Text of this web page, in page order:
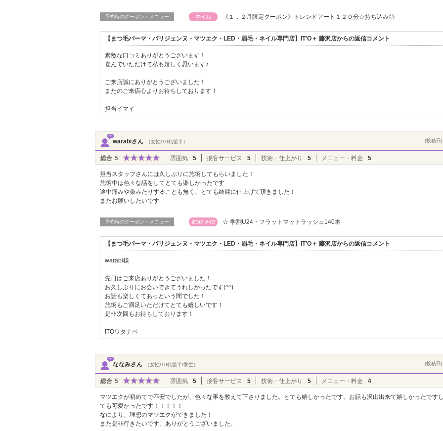
予約時のクーポン・メニュー 《１．２月限定クーポン》トレンドアート１２０分☆持ち込み◎
【まつ毛パーマ・パリジェンヌ・マツエク・LED・眉毛・ネイル専門店】IT'O＋ 藤沢店からの返信コメント
素敵な口コミありがとうございます！
喜んでいただけて私も嬉しく思います♪
ご来店誠にありがとうございました！
またのご来店心よりお待ちしております！
担当イマイ
warabiさん （女性/10代後半） [投稿日
総合 5 雰囲気 5 接客サービス 5 技術・仕上がり 5 メニュー・料金 5
担当スタッフさんには久しぶりに施術してもらいました！
施術中は色々な話をしてとても楽しかったです
途中痛みや染みたりすることも無く、とても綺麗に仕上げて頂きました！
またお願いしたいです
予約時のクーポン・メニュー ☆ 学割U24・フラットマットラッシュ140本
【まつ毛パーマ・パリジェンヌ・マツエク・LED・眉毛・ネイル専門店】IT'O＋ 藤沢店からの返信コメント
warabi様
先日はご来店ありがとうございました！
お久しぶりにお会いできてうれしかったです(^^)
お話も楽しくてあっという間でした！
施術もご満足いただけてとても嬉しいです！
是非次回もお待ちしております！
ITOワタナベ
ななみさん （女性/10代後半/学生） [投稿日
総合 5 雰囲気 5 接客サービス 5 技術・仕上がり 5 メニュー・料金 4
マツエクが初めてで不安でしたが、色々な事を教えて下さりました。とても嬉しかったです。お話も沢山出来て嬉しかったです
ても可愛かったです！！！！！
なにより、理想のマツエクができました！
また是非行きたいです。ありがとうございました。